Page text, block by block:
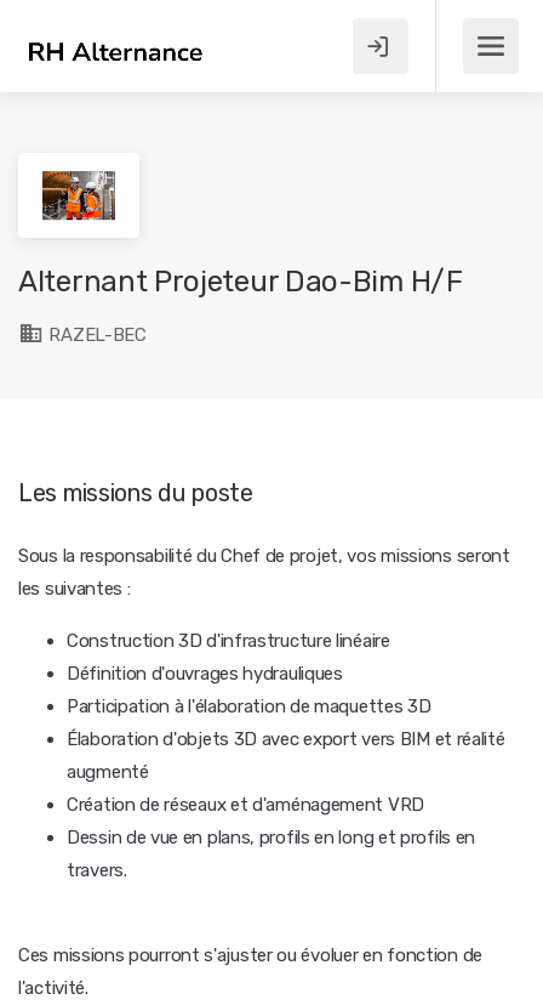
Alternant Projeteur Dao-Bim H/F
RAZEL-BEC
Les missions du poste
Sous la responsabilité du Chef de projet, vos missions seront
les suivantes :
Construction 3D d'infrastructure linéaire
Définition d'ouvrages hydrauliques
Participation à l'élaboration de maquettes 3D
Élaboration d'objets 3D avec export vers BIM et réalité
augmenté
Création de réseaux et d'aménagement VRD
Dessin de vue en plans, profils en long et profils en
travers.
Ces missions pourront s'ajuster ou évoluer en fonction de
l'activité.